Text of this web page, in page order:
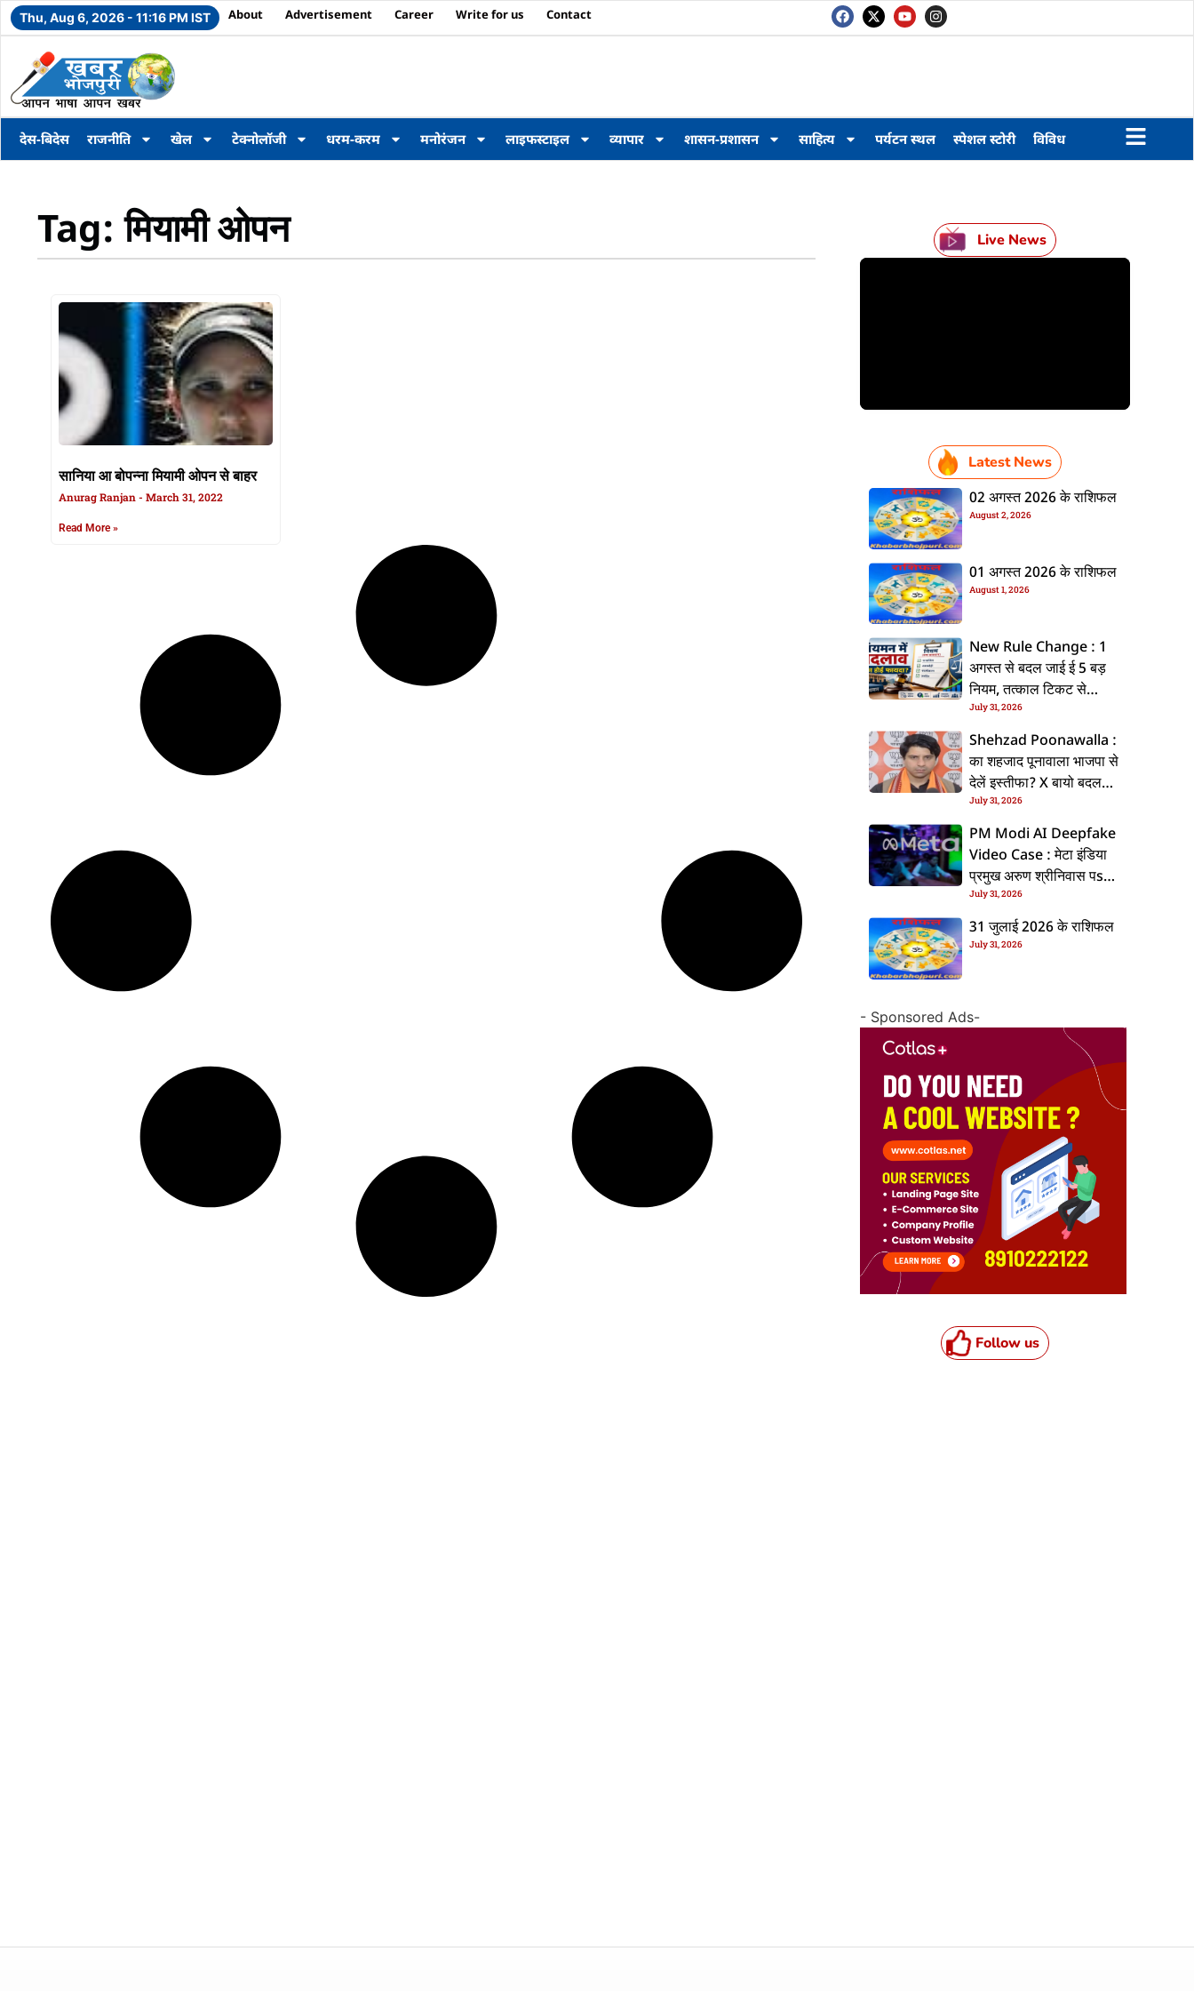
Thu, Aug 6, 2026 - 11:16 PM IST About Advertisement Career Write for us Contact
देस-बिदेस राजनीति खेल टेक्नोलॉजी धरम-करम मनोरंजन लाइफस्टाइल व्यापार शासन-प्रशासन साहित्य पर्यटन स्थल स्पेशल स्टोरी विविध
Tag: मियामी ओपन
सानिया आ बोपन्ना मियामी ओपन से बाहर
Anurag Ranjan March 31, 2022
Read More »
Live News
Latest News
02 अगस्त 2026 के राशिफल
August 2, 2026
01 अगस्त 2026 के राशिफल
August 1, 2026
New Rule Change : 1
अगस्त से बदल जाई ई 5 बड़
नियम, तत्काल टिकट से
CKYC तक जानीं नया अपडेट
July 31, 2026
Shehzad Poonawalla :
का शहजाद पूनावाला भाजपा से
देलें इस्तीफा? X बायो बदलला
के बाद बढ़ल चरचा, जानीं पूरा
ममिला
July 31, 2026
PM Modi AI Deepfake
Video Case : मेटा इंडिया
प्रमुख अरुण श्रीनिवास पs
एफआईआर, जानीं पूरा ममिला
July 31, 2026
31 जुलाई 2026 के राशिफल
July 31, 2026
- Sponsored Ads-
Follow us